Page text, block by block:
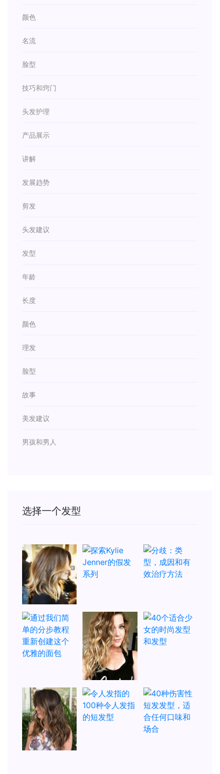
颜色
名流
脸型
技巧和窍门
头发护理
产品展示
讲解
发展趋势
剪发
头发建议
发型
年龄
长度
颜色
理发
脸型
故事
美发建议
男孩和男人
选择一个发型